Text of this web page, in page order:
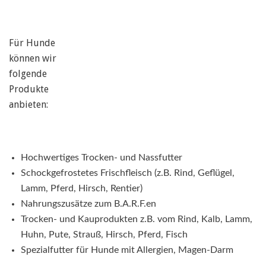
Für Hunde
können wir
folgende
Produkte
anbieten:
Hochwertiges Trocken- und Nassfutter
Schockgefrostetes Frischfleisch (z.B. Rind, Geflügel,
Lamm, Pferd, Hirsch, Rentier)
Nahrungszusätze zum B.A.R.F.en
Trocken- und Kauprodukten z.B. vom Rind, Kalb, Lamm,
Huhn, Pute, Strauß, Hirsch, Pferd, Fisch
Spezialfutter für Hunde mit Allergien, Magen-Darm